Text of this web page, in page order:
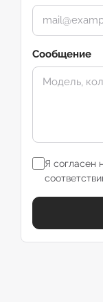
Сообщение
Я согласен